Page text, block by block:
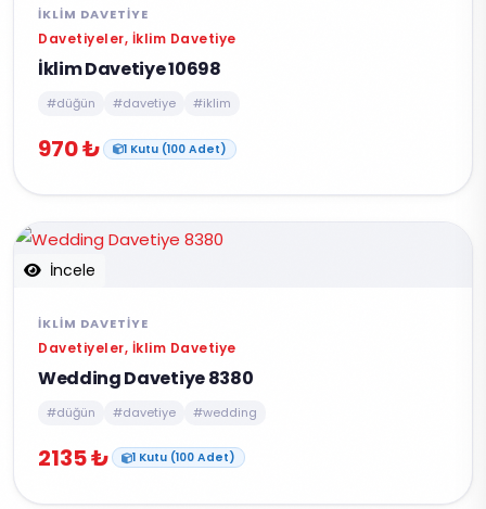
İKLIM DAVETIYE
Davetiyeler, İklim Davetiye
İklim Davetiye 10698
#düğün #davetiye #iklim
970 ₺ 1 Kutu (100 Adet)
İncele
İKLIM DAVETIYE
Davetiyeler, İklim Davetiye
Wedding Davetiye 8380
#düğün #davetiye #wedding
2135 ₺ 1 Kutu (100 Adet)